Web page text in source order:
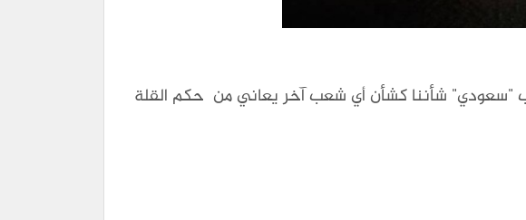
"سعودي" شأننا كشأن أي شعب آخر يعاني من حكم القلة